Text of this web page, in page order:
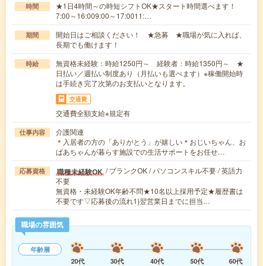
時間
★1日4時間～の時短シフトOK★スタート時間選べます！
7:00～16:009:00～17:0011:…
期間
開始日はご相談ください！ ★急募 ★職場が気に入れば、
長期でも働けます！
時給
無資格未経験：時給1250円～ 経験者：時給1350円～ ★
日払い／週払い制度あり（月払いも選べます）※稼働開始時
は手続き完了次第のお支払いとなります。
交通費
交通費全額支給※規定有
仕事内容
介護関連
＊入居者の方の「ありがとう」が嬉しい＊おじいちゃん、お
ばあちゃんが暮らす施設での生活サポートをお任せ…
応募資格 職種未経験OK / ブランクOK / パソコンスキル不要 / 英語力
不要
無資格・未経験OK年齢不問★10名以上採用予定★履歴書は
不要です▽応募後の流れ1)翌営業日までに担当…
職場の雰囲気
年齢層
20代
30代 40代 50代
60代